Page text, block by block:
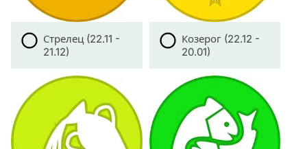
Стрелец (22.11 -
21.12)
Козерог (22.12 -
20.01)